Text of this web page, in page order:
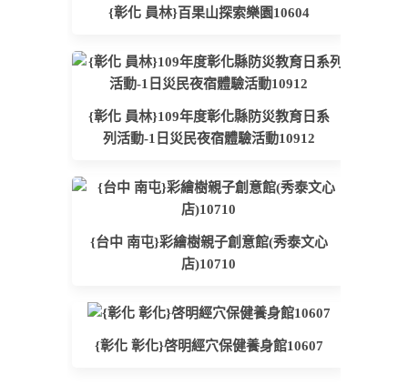
{彰化 員林}百果山探索樂園10604
{彰化 員林}109年度彰化縣防災教育日系
列活動-1日災民夜宿體驗活動10912
{台中 南屯}彩繪樹親子創意館(秀泰文心
店)10710
{彰化 彰化}啓明經穴保健養身館10607